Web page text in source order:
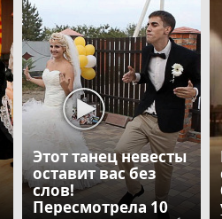
Этот танец невесты
оставит вас без
слов!
Пересмотрела 10